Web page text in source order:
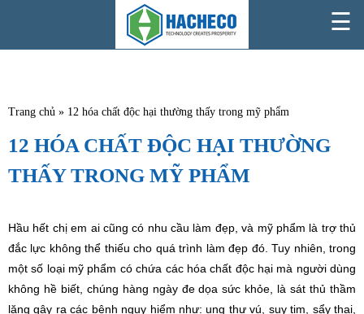
☰
Trang chủ » 12 hóa chất độc hại thường thấy trong mỹ phẩm
12 HÓA CHẤT ĐỘC HẠI THƯỜNG
THẤY TRONG MỸ PHẨM
Hầu hết chị em ai cũng có nhu cầu làm đẹp, và mỹ phẩm là trợ thủ
đắc lực không thể thiếu cho quá trình làm đẹp đó. Tuy nhiên, trong
một số loại mỹ phẩm có chứa các hóa chất độc hại mà người dùng
không hề biết, chúng hàng ngày đe dọa sức khỏe, là sát thủ thầm
lặng gây ra các bệnh nguy hiểm như: ung thư vú, suy tim, sẩy thai,